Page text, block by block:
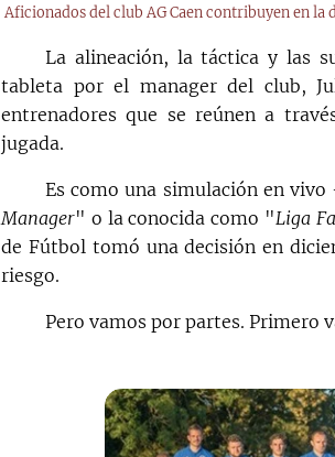
Aficionados del club AG Caen contribuyen en
La alineación, la táctica y las
tableta por el manager del club,
entrenadores que se reúnen a
jugada.
Es como una simulación en
Manager" o la conocida como "Liga
de Fútbol tomó una decisión en
riesgo.
Pero vamos por partes. Primero